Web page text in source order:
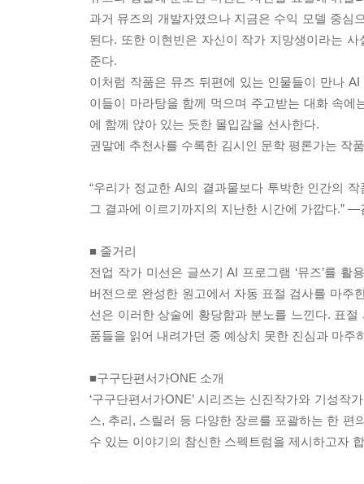
과거 뮤즈의 개발자였으나 지금은 수익 모델 중심
된다. 또한 이현빈은 자신이 작가 지망생이라는
준다.
이처럼 작품은 뮤즈 뒤편에 있는 인물들이 만나
이들이 마라탕을 함께 먹으며 주고받는 대화 속에
에 함께 앉아 있는 듯한 몰입감을 선사한다.
권말에 추천사를 수록한 김시인 문학 평론가는 작
“우리가 정교한 AI의 결과물보다 투박한 인간의
그 결과에 이르기까지의 지난한 시간에 가깝다.”
■ 줄거리
전업 작가 미선은 글쓰기 AI 프로그램 ‘뮤즈’를
버전으로 완성한 원고에서 자동 표절 검사를 마주
선은 이러한 상술에 황당함과 분노를 느낀다. 표
품들을 읽어 내려가던 중 예상치 못한 진심과 마주
■구구단편서가ONE 소개
‘구구단편서가ONE’ 시리즈는 신진작가와 기성
스, 추리, 스릴러 등 다양한 장르를 포괄하는 한 편
수 있는 이야기의 참신한 스펙트럼을 제시하고자